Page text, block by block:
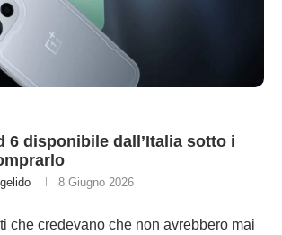
6 disponibile dall’Italia sotto i
8 Giugno 2026
che credevano che non avrebbero mai